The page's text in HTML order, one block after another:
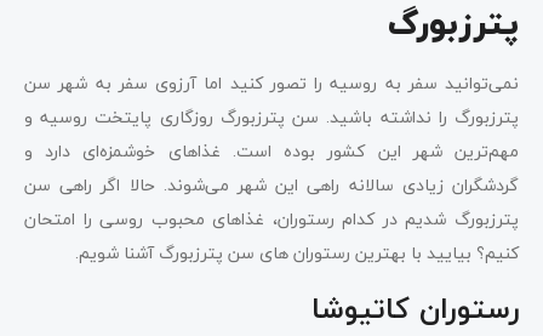
پترزبورگ
نمی‌توانید سفر به روسیه را تصور کنید اما آرزوی سفر به شهر سن
پترزبورگ را نداشته باشید. سن پترزبورگ روزگاری پایتخت روسیه و
مهم‌ترین شهر این کشور بوده است. غذاهای خوشمزه‌ای دارد و
گردشگران زیادی سالانه راهی این شهر می‌شوند. حالا اگر راهی سن
پترزبورگ شدیم در کدام رستوران، غذاهای محبوب روسی را امتحان
کنیم؟ بیایید با بهترین رستوران های سن پترزبورگ آشنا شویم.
رستوران کاتیوشا